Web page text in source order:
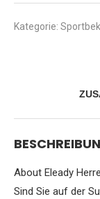
Gewichtsverlust,
heißes
Kategorie:
About Eleady
Sind Sie auf der